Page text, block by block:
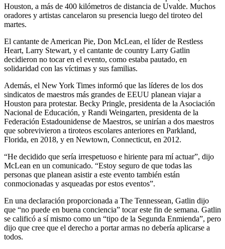
Houston, a más de 400 kilómetros de distancia de Uvalde. Muchos
oradores y artistas cancelaron su presencia luego del tiroteo del
martes.
El cantante de American Pie, Don McLean, el líder de Restless
Heart, Larry Stewart, y el cantante de country Larry Gatlin
decidieron no tocar en el evento, como estaba pautado, en
solidaridad con las víctimas y sus familias.
Además, el New York Times informó que las líderes de los dos
sindicatos de maestros más grandes de EEUU planean viajar a
Houston para protestar. Becky Pringle, presidenta de la Asociación
Nacional de Educación, y Randi Weingarten, presidenta de la
Federación Estadounidense de Maestros, se unirían a dos maestros
que sobrevivieron a tiroteos escolares anteriores en Parkland,
Florida, en 2018, y en Newtown, Connecticut, en 2012.
“He decidido que sería irrespetuoso e hiriente para mí actuar”, dijo
McLean en un comunicado. “Estoy seguro de que todas las
personas que planean asistir a este evento también están
conmocionadas y asqueadas por estos eventos”.
En una declaración proporcionada a The Tennessean, Gatlin dijo
que “no puede en buena conciencia” tocar este fin de semana. Gatlin
se calificó a sí mismo como un “tipo de la Segunda Enmienda”, pero
dijo que cree que el derecho a portar armas no debería aplicarse a
todos.